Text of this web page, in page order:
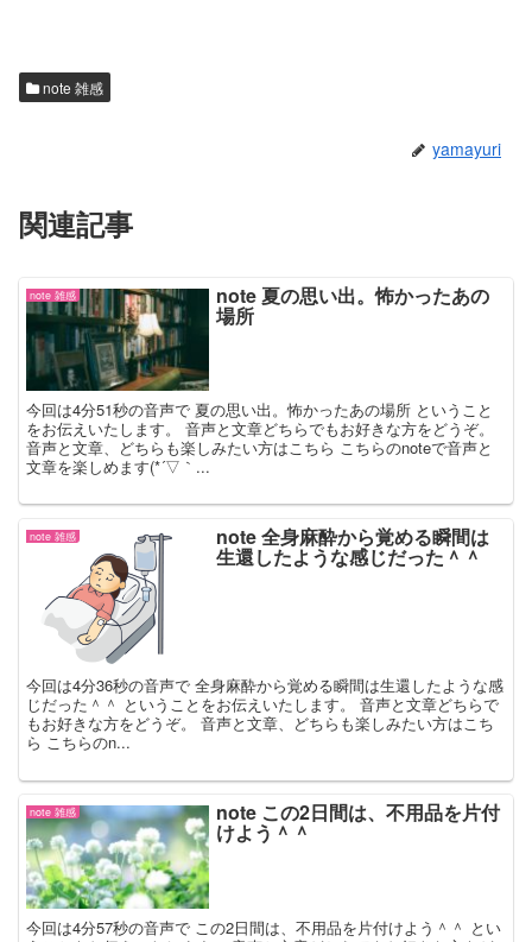
note 雑感
yamayuri
関連記事
note 雑感 note 夏の思い出。怖かったあの
場所
今回は4分51秒の音声で 夏の思い出。怖かったあの場所 ということ
をお伝えいたします。 音声と文章どちらでもお好きな方をどうぞ。
音声と文章、どちらも楽しみたい方はこちら こちらのnoteで音声と
文章を楽しめます(*´▽｀...
note 雑感 note 全身麻酔から覚める瞬間は
生還したような感じだった＾＾
今回は4分36秒の音声で 全身麻酔から覚める瞬間は生還したような感
じだった＾＾ ということをお伝えいたします。 音声と文章どちらで
もお好きな方をどうぞ。 音声と文章、どちらも楽しみたい方はこち
ら こちらのn...
note 雑感 note この2日間は、不用品を片付
けよう＾＾
今回は4分57秒の音声で この2日間は、不用品を片付けよう＾＾ とい